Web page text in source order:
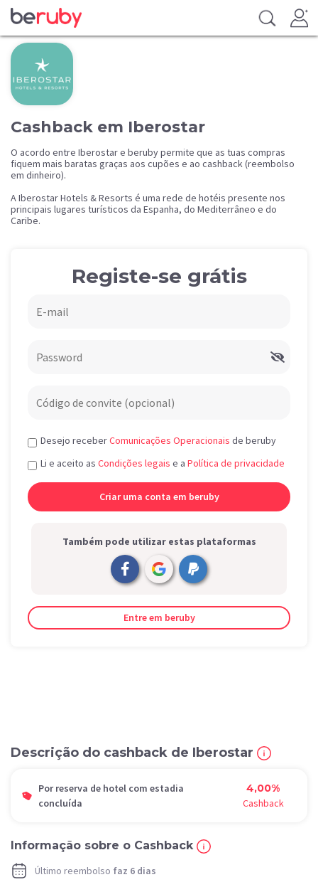
Cashback em Iberostar
O acordo entre Iberostar e beruby permite que as tuas compras
fiquem mais baratas graças aos cupões e ao cashback (reembolso
em dinheiro).
A Iberostar Hotels & Resorts é uma rede de hotéis presente nos
principais lugares turísticos da Espanha, do Mediterrâneo e do
Caribe.
Registe-se grátis
Desejo receberComunicações Operacionais de beruby
Li e aceito as Condições legais e a Política de privacidade
Também pode utilizar estas plataformas
Entre em beruby
Descrição do cashback de Iberostar
Por reserva de hotel com estadia
concluída
4,00%
Cashback
Informação sobre o Cashback
Último reembolso faz 6 dias